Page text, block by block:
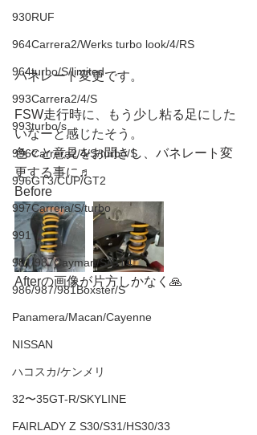
930RUF
964Carrera2/Werks turbo look/4/RS
964turbo/S/limited
993Carrera2/4/S
993turbo/s
996Carrera2/4/S/turbo/S
996GT3/CUP/GT2
997Carrera/S/turbo
991
981/987Cayman/S/GT4
986/987/981Boxster/S
Panamera/Macan/Cayenne
NISSAN
ハコスカ/ケンメリ
32〜35GT-R/SKYLINE
FAIRLADY Z S30/S31/HS30/33
バネレート変更です。
FSW走行時に、もう少し粘る足にした
いなーと感じたそう。
色々と意見をお聞きし、バネレート変
更する事に♬
Before
Afterの画像が片方しかなく🙏